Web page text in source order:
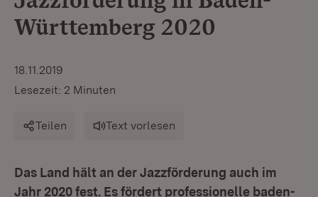
Württemberg 2020
18.11.2019
Lesezeit: 2 Minuten
Teilen Text vorlesen
Das Land hält an der Jazzförderung auch im
Jahr 2020 fest. Es fördert professionelle baden-